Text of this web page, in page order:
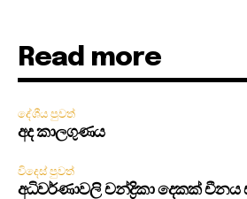
Read more
දේශීය පුවත්
අද කාලගුණය
විදෙස් පුවත්
අධිවර්ණාවලි චන්ද්‍රිකා දෙකක් චීනය